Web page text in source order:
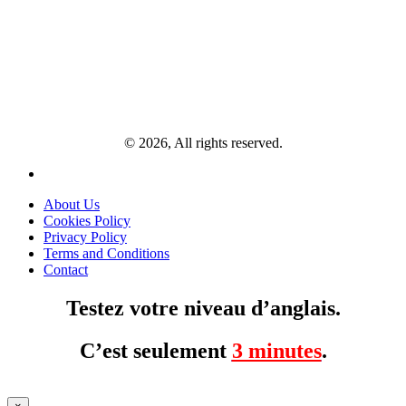
© 2026, All rights reserved.
About Us
Cookies Policy
Privacy Policy
Terms and Conditions
Contact
Testez votre niveau d’anglais.
C’est seulement 3 minutes.